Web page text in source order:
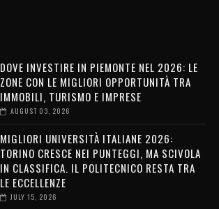
DOVE INVESTIRE IN PIEMONTE NEL 2026: LE
ZONE CON LE MIGLIORI OPPORTUNITÀ TRA
IMMOBILI, TURISMO E IMPRESE
AUGUST 03, 2026
MIGLIORI UNIVERSITÀ ITALIANE 2026:
TORINO CRESCE NEI PUNTEGGI, MA SCIVOLA
IN CLASSIFICA. IL POLITECNICO RESTA TRA
LE ECCELLENZE
JULY 15, 2026